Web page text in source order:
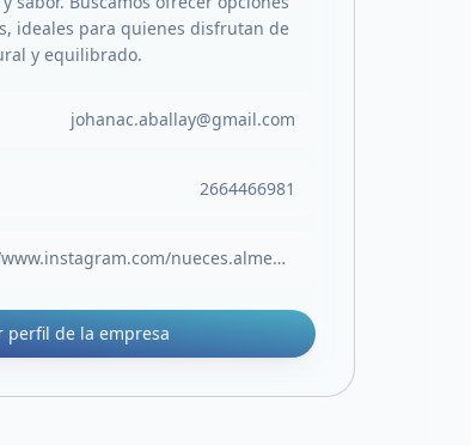
ideales para quienes disfrutan de
y equilibrado.
johanac.aballay@gmail.com
2664466981
https://www.instagram.com/nueces.almendras/
perfil de la empresa